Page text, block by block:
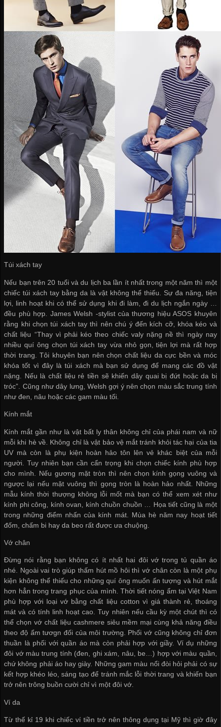
Túi xách tay
Nếu bạn trên 20 tuổi và du lịch ba lần ít nhất trong một năm thì một
chiếc túi xách tay bằng da là vật không thể thiếu. Sự đa năng, tiện
lợi, linh hoạt khi có thể sử dụng khi đi làm, đi du lịch ngắn ngày …
đều phù hợp. James Welsh -stylist của thương hiệu ASOS khuyên
rằng khi chọn túi xách tay thì nên chú ý đến kích cỡ, khóa kéo và
chất liệu “Thay vì phải kéo theo chiếc valy nặng nề thì ngày nay
nhiều quí ông chọn túi xách tay vừa nhỏ gọn, tiện lợi mà rất hợp
thời trang. Tôi khuyên bạn nên chọn chất liệu da cực bền và móc
khóa tốt vì đây là túi xách mà bạn sử dụng để mang các đồ vật
nặng. Nếu là chất liệu rẻ tiền sẽ khiến dây quai bị đứt hoặc da bị
tróc”. Cũng như dây lưng, Welsh gợi ý nên chọn màu sắc trung tính
như đen, nâu hoặc các gam màu tối.
Kính mắt
Kính mắt gần như là vật bất ly thân không chỉ của phái nam và nữ
mỗi khi hè về. Không chỉ là vật bảo vệ mắt tránh khỏi tác hại của tia
UV mà còn là phụ kiện hoàn hảo tôn lên vẻ khác biệt của mỗi
người. Tuy nhiên bạn cần cẩn trọng khi chọn chiếc kính phù hợp
cho mình. Nếu gương mặt tròn thì nên chọn kính gọng vuông và
ngược lại nếu mặt vuông thì gọng tròn là hoàn hảo nhất. Những
mẫu kính thời thượng không lỗi mốt mà bạn có thể xem xét như
kính phi công, kính ovan, kính chuồn chuồn … Họa tiết cũng là một
trong những điểm nhấn của kính mát. Mùa hè năm nay hoạt tiết
đốm, chấm bi hay da beo rất được ưa chuộng.
Vớ chân
Đừng nói rằng bạn không có ít nhất hai đôi vớ trong tủ quần áo
nhé. Ngoài vai trò giúp thấm hút mồ hôi thì vớ chân còn là một phụ
kiện không thể thiếu cho những quí ông muốn ấn tượng và hút mắt
hơn hẳn trong trang phục của mình. Thời tiết nóng ẩm tại Việt Nam
phù hợp với loại vớ bằng chất liệu cotton vì giá thành rẻ, thoáng
mát và có tính linh hoạt cao. Tuy nhiên nếu cầu kỳ một chút thì có
thể chọn vớ chất liệu cashmere siêu mềm mại cùng khả năng điều
theo độ ẩm tươgn đối của môi trường. Phối vớ cũng không chỉ đơn
thuần là phối với quần áo mà còn phải hợp với giầy. Ví dụ những
đôi vớ màu trung tính (đen, ghi xám, nâu, be…) hợp với màu quần,
chứ không phải áo hay giày. Những gam màu nổi đòi hỏi phải có sự
kết hợp khéo léo, sáng tạo để tránh mắc lỗi thời trang và khiến bạn
trở nên trông buồn cười chỉ vì một đôi vớ.
Ví da
Từ thế kỉ 19 khi chiếc ví tiền trở nên thông dụng tại Mỹ thì giờ đây